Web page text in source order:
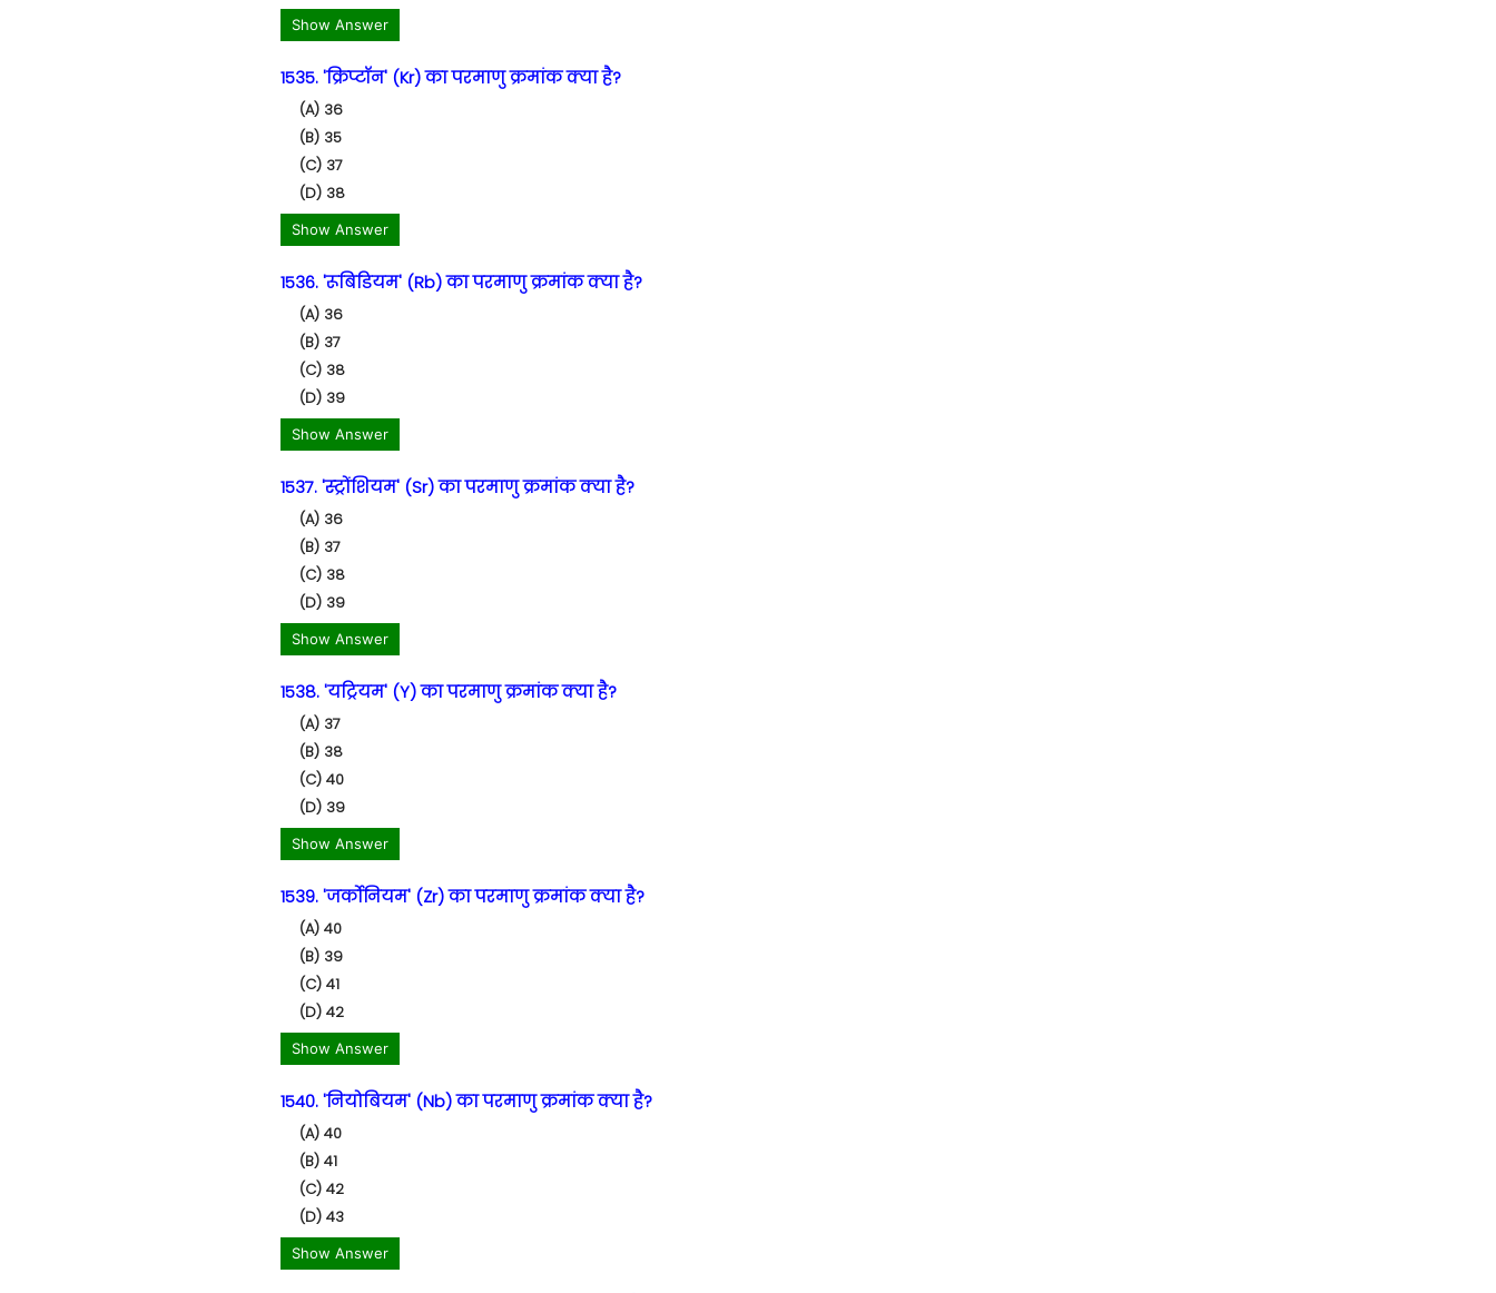
Show Answer
1535. 'क्रिप्टॉन' (Kr) का परमाणु क्रमांक क्या है?
(A) 36
(B) 35
(C) 37
(D) 38
Show Answer
1536. 'रूबिडियम' (Rb) का परमाणु क्रमांक क्या है?
(A) 36
(B) 37
(C) 38
(D) 39
Show Answer
1537. 'स्ट्रोंशियम' (Sr) का परमाणु क्रमांक क्या है?
(A) 36
(B) 37
(C) 38
(D) 39
Show Answer
1538. 'यट्रियम' (Y) का परमाणु क्रमांक क्या है?
(A) 37
(B) 38
(C) 40
(D) 39
Show Answer
1539. 'जर्कोनियम' (Zr) का परमाणु क्रमांक क्या है?
(A) 40
(B) 39
(C) 41
(D) 42
Show Answer
1540. 'नियोबियम' (Nb) का परमाणु क्रमांक क्या है?
(A) 40
(B) 41
(C) 42
(D) 43
Show Answer